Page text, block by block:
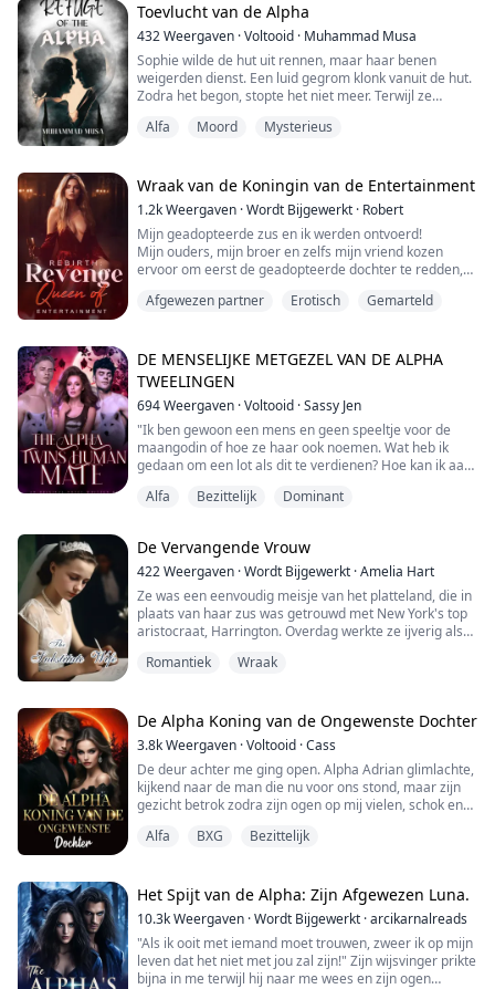
"Je aanraken." Een fluistering ontsnapt uit mijn lippen
en ik zie hoe zijn ogen zich tot spleetjes vernauwen
alsof ik hem beledigd heb.
"Emara. Je raakt me niet aan....
Toevlucht van de Alpha
432Weergaven ·Voltooid · Muhammad Musa
Sophie wilde de hut uit rennen, maar haar benen
weigerden dienst. Een luid gegrom klonk vanuit de hut.
Zodra het begon, stopte het niet meer. Terwijl ze
ze een paar gloeiende ogen op die haar vanuit de
hoge wolf, staand op zijn achterpoten, ...
Alfa Moord Mysterieus
Wraak van de Koningin van de Entertainment
1.2kWeergaven ·Wordt Bijgewerkt · Robert
Mijn geadopteerde zus en ik werden ontvoerd!
Mijn ouders, mijn broer en zelfs mijn vriend kozen
ervoor om eerst de geadopteerde dochter te redden,
brute moord door de ontvoerders!
herboren!
Met een tweede kans in het leven, zal ik voor mezelf
leven, en ik zal de koningin va...
Afgewezen partner Erotisch Gemarteld
DE MENSELIJKE METGEZEL VAN DE ALPHA
TWEELINGEN
694Weergaven ·Voltooid ·Sassy Jen
"Ik ben gewoon een mens en geen speeltje voor de
maangodin of hoe ze haar ook noemen. Wat heb ik
gedaan om een lot als dit te verdienen? Hoe kan ik aan
Ethan ook een weerwolf is? Ik moet wakker worden uit
haar kwamen weghalen.
********************...
Alfa Bezittelijk Dominant
De Vervangende Vrouw
422Weergaven ·Wordt Bijgewerkt ·Amelia Hart
Ze was een eenvoudig meisje van het platteland, die in
plaats van haar zus was getrouwd met New York's top
aristocraat, Harrington. Overdag werkte ze ijverig als
ze haar littekens, onthullend een ongeëvenaarde
identiteit werd ontdekt, wachtten de socialit...
Romantiek Wraak
De Alpha Koning van de Ongewenste Dochter
3.8kWeergaven ·Voltooid ·Cass
De deur achter me ging open. Alpha Adrian glimlachte,
kijkend naar de man die nu voor ons stond, maar zijn
gezicht betrok zodra zijn ogen op mij vielen, schok en
niet dat we hier zouden vergaderen."
Ik knikte bedeesd. Dit was de Alpha Koning. Niets
goeds kon voortkom...
Alfa BXG Bezittelijk
Het Spijt van de Alpha: Zijn Afgewezen Luna.
10.3kWeergaven ·Wordt Bijgewerkt ·arcikarnalreads
"Als ik ooit met iemand moet trouwen, zweer ik op mijn
leven dat het niet met jou zal zijn!" Zijn wijsvinger prikte
bijna in me terwijl hij naar me wees en zijn ogen